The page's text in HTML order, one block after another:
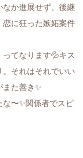
なか進展せず、後継
恋に狂った嫉妬案件
てなります💦キス
。それはそれでいい
た善き✨
〜✨関係者でスピ